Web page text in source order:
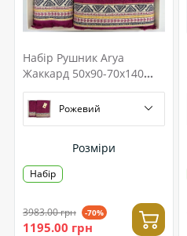
Набір Рушник Arya
Жаккард 50x90-70x140
Firuze
Рожевий
Розміри
Набір
3983.00 грн -70%
1195.00 грн